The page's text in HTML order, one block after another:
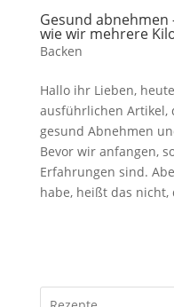
Gesund abnehmen
wie wir mehrere
Backen
Hallo ihr Lieben,
ausführlichen Artikel,
gesund Abnehmen
Bevor wir anfangen,
Erfahrungen sind.
habe, heißt das nicht,